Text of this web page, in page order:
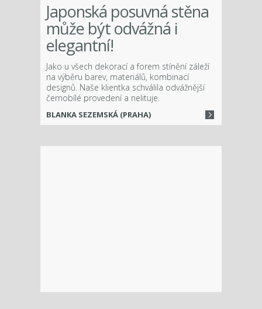
Japonská posuvná stěna
může být odvážná i
elegantní!
Jako u všech dekorací a forem stínění záleží
na výběru barev, materiálů, kombinací
designů. Naše klientka schválila odvážnější
černobílé provedení a nelituje.
BLANKA SEZEMSKÁ (PRAHA)